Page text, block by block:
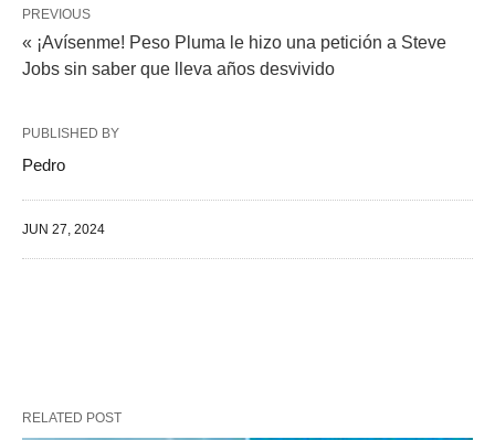
PREVIOUS
« ¡Avísenme! Peso Pluma le hizo una petición a Steve
Jobs sin saber que lleva años desvivido
PUBLISHED BY
Pedro
JUN 27, 2024
RELATED POST